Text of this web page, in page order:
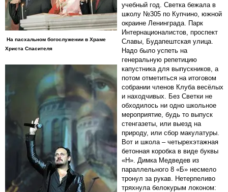
На пасхальном богослужении в Храме
Христа Спасителя
учебный год. Светка бежала в
школу №305 по Купчино, южной
окраине Ленинграда. Парк
Интернационалистов, проспект
Славы, Будапештская улица.
Надо было успеть на
генеральную репетицию
капустника для выпускников, а
потом отметиться на итоговом
собрании членов Клуба весёлых
и находчивых. Без Светки не
обходилось ни одно школьное
мероприятие, будь то выпуск
стенгазеты, или выезд на
природу, или сбор макулатуры.
Вот и школа – четырехэтажная
бетонная коробка в виде буквы
«Н». Димка Медведев из
параллельного 8 «Б» несмело
тронул за рукав. Нетерпеливо
тряхнула белокурым локоном: